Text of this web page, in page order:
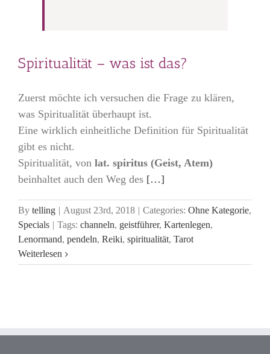
Spiritualität – was ist das?
Zuerst möchte ich versuchen die Frage zu klären,
was Spiritualität überhaupt ist.
Eine wirklich einheitliche Definition für Spiritualität
gibt es nicht.
Spiritualität, von lat. spiritus (Geist, Atem)
beinhaltet auch den Weg des […]
By telling | August 23rd, 2018 | Categories: Ohne Kategorie,
Specials | Tags: channeln, geistführer, Kartenlegen,
Lenormand, pendeln, Reiki, spiritualität, Tarot
Weiterlesen